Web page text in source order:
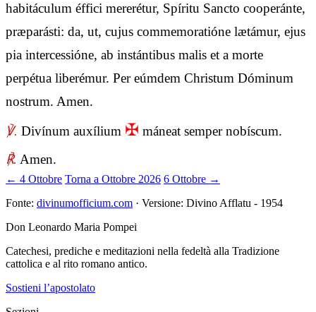
habitáculum éffici mererétur, Spíritu Sancto cooperánte,
præparásti: da, ut, cujus commemoratióne lætámur, ejus
pia intercessióne, ab instántibus malis et a morte
perpétua liberémur. Per eúmdem Christum Dóminum
nostrum. Amen.
℣. Divínum auxílium ✠ máneat semper nobíscum.
℟. Amen.
← 4 Ottobre Torna a Ottobre 2026 6 Ottobre →
Fonte: divinumofficium.com · Versione: Divino Afflatu - 1954
Don Leonardo Maria Pompei
Catechesi, prediche e meditazioni nella fedeltà alla Tradizione
cattolica e al rito romano antico.
Sostieni l’apostolato